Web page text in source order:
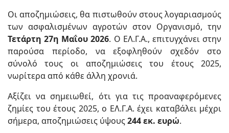
Οι αποζημιώσεις, θα πιστωθούν στους λογαριασμούς
των ασφαλισμένων αγροτών στον Οργανισμό, την
Τετάρτη 27η Μαΐου 2026. Ο ΕΛ.Γ.Α., επιτυγχάνει στην
παρούσα περίοδο, να εξοφληθούν σχεδόν στο
σύνολό τους οι αποζημιώσεις του έτους 2025,
νωρίτερα από κάθε άλλη χρονιά.
Αξίζει να σημειωθεί, ότι για τις προαναφερόμενες
ζημίες του έτους 2025, ο ΕΛ.Γ.Α. έχει καταβάλει μέχρι
σήμερα, αποζημιώσεις ύψους244 εκ. ευρώ.